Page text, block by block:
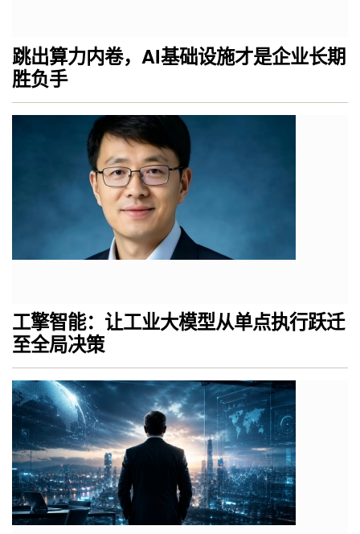
跳出算力内卷，AI基础设施才是企业长期
胜负手
工擎智能：让工业大模型从单点执行跃迁
至全局决策